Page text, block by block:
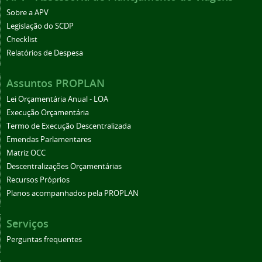
Sobre a APV
Legislação do SCDP
Checklist
Relatórios de Despesa
Assuntos PROPLAN
Lei Orçamentária Anual - LOA
Execução Orçamentária
Termo de Execução Descentralizada
Emendas Parlamentares
Matriz OCC
Descentralizações Orçamentárias
Recursos Próprios
Planos acompanhados pela PROPLAN
Serviços
Perguntas frequentes